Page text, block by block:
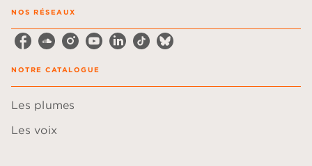
NOS RÉSEAUX
NOTRE CATALOGUE
Les plumes
Les voix